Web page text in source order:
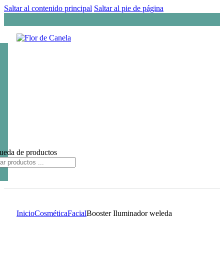
Saltar al contenido principal Saltar al pie de página
de productos
InicioCosméticaFacialBooster Iluminador weleda